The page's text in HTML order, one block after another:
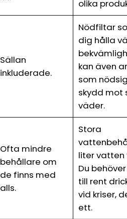
olika
Sällan
inkluderade.
Nödfiltar
dig hålla
kan även
som
skydd mot
väder.
Ofta mindre
behållare om
de finns med
alls.
Stora
liter vatten
Du
till rent
vid kriser,
ett.